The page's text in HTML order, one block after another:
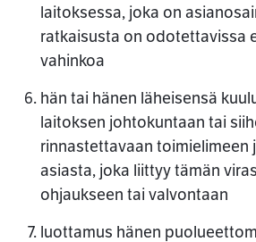
laitoksessa, joka on
ratkaisusta on odotettavissa
vahinkoa
hän tai hänen läheisensä
laitoksen johtokuntaan tai
rinnastettavaan toimielimeen
asiasta, joka liittyy tämän
ohjaukseen tai valvontaan
luottamus hänen